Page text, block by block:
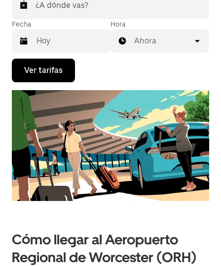
¿A dónde vas?
Fecha
Presiona
flecha
hacia
abajo
para
interactuar
con
calendario
y
selecciona
una
fecha.
Presiona
la
el
calendario.
Hora
Ahora
Ver tarifas
Cómo llegar al Aeropuerto
Regional de Worcester (ORH)